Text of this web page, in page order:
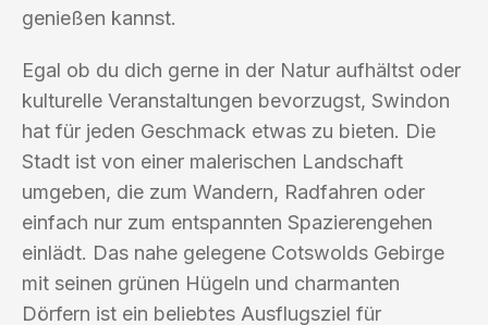
genießen kannst.
Egal ob du dich gerne in der Natur aufhältst oder
kulturelle Veranstaltungen bevorzugst, Swindon
hat für jeden Geschmack etwas zu bieten. Die
Stadt ist von einer malerischen Landschaft
umgeben, die zum Wandern, Radfahren oder
einfach nur zum entspannten Spazierengehen
einlädt. Das nahe gelegene Cotswolds Gebirge
mit seinen grünen Hügeln und charmanten
Dörfern ist ein beliebtes Ausflugsziel für